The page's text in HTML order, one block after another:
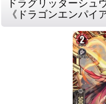
ドラグリッターシュ
《ドラゴンエンパイ